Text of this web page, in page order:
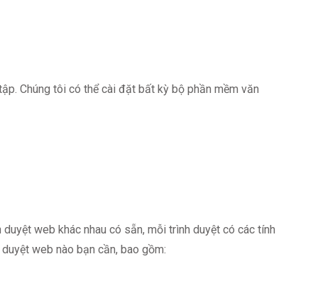
Chúng tôi có thể cài đặt bất kỳ bộ phần mềm văn
web khác nhau có sẵn, mỗi trình duyệt có các tính
web nào bạn cần, bao gồm: